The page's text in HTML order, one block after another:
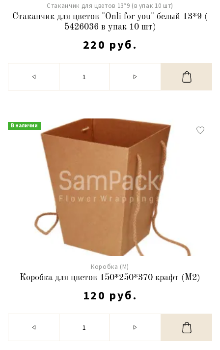
Стаканчик для цветов 13*9 (в упак 10 шт)
Стаканчик для цветов "Onli for you" белый 13*9 (
5426036 в упак 10 шт)
220 руб.
В наличии
Коробка (М)
Коробка для цветов 150*250*370 крафт (М2)
120 руб.